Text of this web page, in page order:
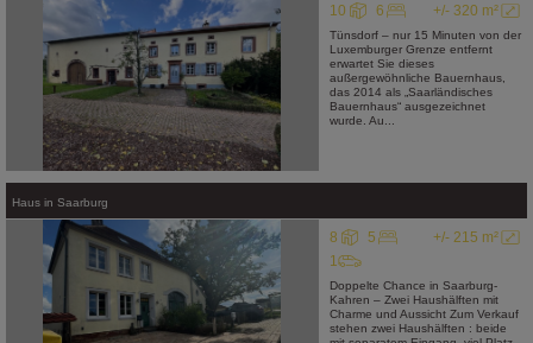
+/- 320 m²
10 6
Tünsdorf – nur 15 Minuten von der
Luxemburger Grenze entfernt
erwartet Sie dieses
außergewöhnliche Bauernhaus,
das 2014 als „Saarländisches
Bauernhaus“ ausgezeichnet
wurde. Au...
Haus in Saarburg
+/- 215 m²
8
5
1
Doppelte Chance in Saarburg-
Kahren – Zwei Haushälften mit
Charme und Aussicht Zum Verkauf
stehen zwei Haushälften : beide